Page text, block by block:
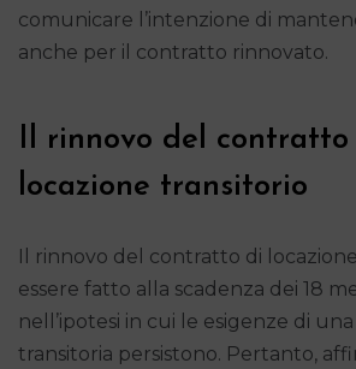
comunicare l’intenzione di
anche per il contratto rinnovato.
Il rinnovo del contratto
locazione transitorio
Il rinnovo del contratto di
essere fatto alla scadenza dei 18
nell’ipotesi in cui le esigenze di
transitoria persistono. Pertanto,